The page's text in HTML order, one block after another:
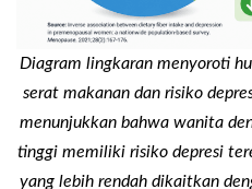
Diagram lingkaran menyoroti
serat makanan dan risiko
menunjukkan bahwa wanita
tinggi memiliki risiko depresi
yang lebih rendah dikaitkan